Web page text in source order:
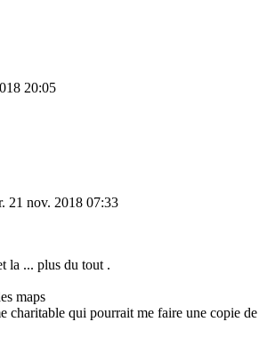
20:05
21 nov. 2018 07:33
la ... plus du tout .
maps
charitable qui pourrait me faire une copie